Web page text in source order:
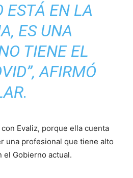
ESTÁ EN LA
ES UNA
TIENE EL
AFIRMÓ
Evaliz, porque ella cuenta
una profesional que tiene alto
el Gobierno actual.